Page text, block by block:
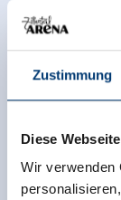
Zustimmung
Diese
Wir verwenden
Warme
Links